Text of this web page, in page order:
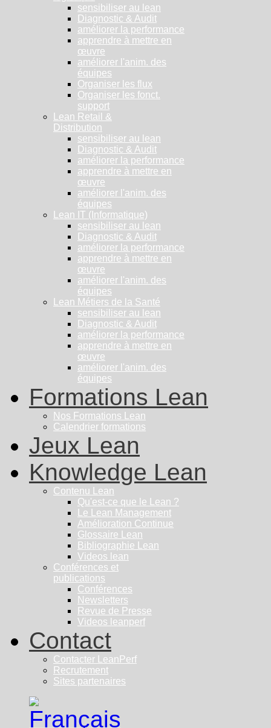
sensibiliser au lean
Diagnostic & Audit
améliorer la performance
apprendre à mettre en
œuvre
améliorer l'anim. des
équipes
Organiser les flux
Organiser les fonct.
support
Lean Retail &
Distribution
sensibiliser au lean
Diagnostic & Audit
améliorer la performance
apprendre à mettre en
œuvre
améliorer l'anim. des
équipes
Lean IT (Informatique)
sensibiliser au lean
Diagnostic & Audit
améliorer la performance
apprendre à mettre en
œuvre
améliorer l'anim. des
équipes
Lean Métiers de la Santé
sensibiliser au lean
Diagnostic & Audit
améliorer la performance
apprendre à mettre en
œuvre
améliorer l'anim. des
équipes
Formations Lean
Nos Formations Lean
Calendrier formations
Jeux Lean
Knowledge Lean
Contenu Lean
Qu'est-ce que le Lean ?
Le Lean Management
Amélioration Continue
Glossaire Lean
Bibliographie Lean
Videos lean
Conférences et
publications
Conférences
Newsletters
Revue de Presse
Videos leanperf
Contact
Contacter LeanPerf
Recrutement
Sites partenaires